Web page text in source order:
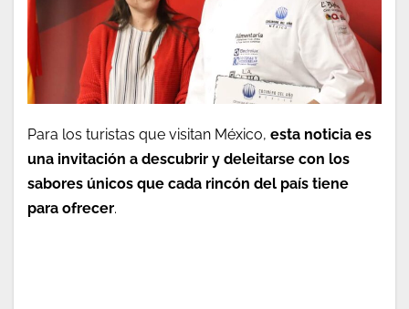
Para los turistas que visitan México, esta noticia es
una invitación a descubrir y deleitarse con los
sabores únicos que cada rincón del país tiene
para ofrecer.